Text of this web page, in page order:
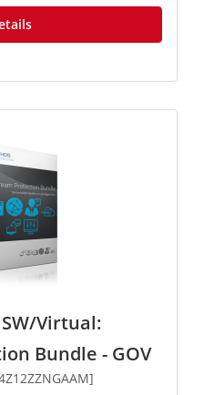
Virtual:
Bundle - GOV